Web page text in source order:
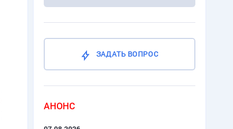
ЗАДАТЬ ВОПРОС
АНОНС